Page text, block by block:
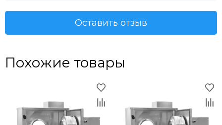
Оставить отзыв
Похожие товары